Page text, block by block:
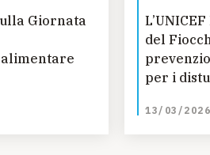
Giornata
del
per i
13/03/2026